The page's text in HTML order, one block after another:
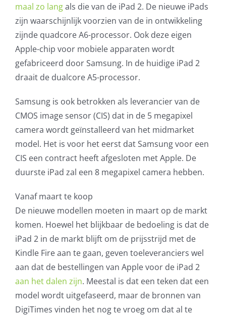
Contact
maal zo langals die van de iPad 2. De nieuwe iPads
zijn waarschijnlijk voorzien van de in ontwikkeling
zijnde quadcore A6-processor. Ook deze eigen
Apple-chip voor mobiele apparaten wordt
gefabriceerd door Samsung. In de huidige iPad 2
draait de dualcore A5-processor.
Samsung is ook betrokken als leverancier van de
CMOS image sensor (CIS) dat in de 5 megapixel
camera wordt geïnstalleerd van het midmarket
model. Het is voor het eerst dat Samsung voor een
CIS een contract heeft afgesloten met Apple. De
duurste iPad zal een 8 megapixel camera hebben.
Vanaf maart te koop
De nieuwe modellen moeten in maart op de markt
komen. Hoewel het blijkbaar de bedoeling is dat de
iPad 2 in de markt blijft om de prijsstrijd met de
Kindle Fire aan te gaan, geven toeleveranciers wel
aan dat de bestellingen van Apple voor de iPad 2
aan het dalen zijn. Meestal is dat een teken dat een
model wordt uitgefaseerd, maar de bronnen van
DigiTimes vinden het nog te vroeg om dat al te